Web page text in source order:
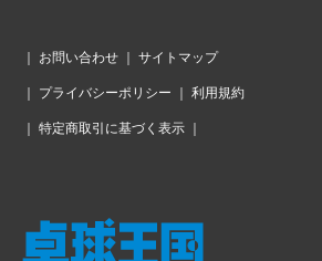
｜ お問い合わせ ｜ サイトマップ
｜ プライバシーポリシー ｜ 利用規約
｜ 特定商取引に基づく表示 ｜